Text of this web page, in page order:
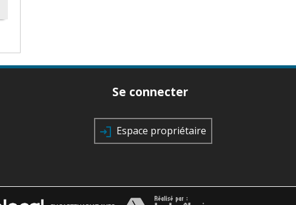
Se connecter
Espace propriétaire